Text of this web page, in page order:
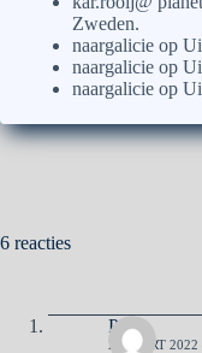
Zweden.
naargalicie op
naargalicie op
naargalicie op
6 reacties
Pa
2 MAART 2022